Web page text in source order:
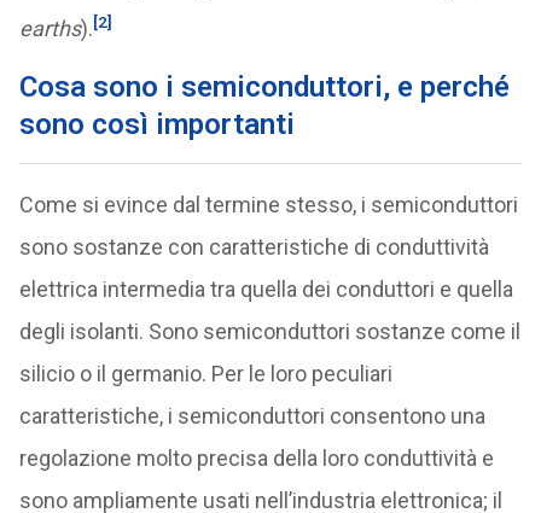
earths).[2]
Cosa sono i semiconduttori, e perché
sono così importanti
Come si evince dal termine stesso, i semiconduttori
sono sostanze con caratteristiche di conduttività
elettrica intermedia tra quella dei conduttori e quella
degli isolanti. Sono semiconduttori sostanze come il
silicio o il germanio. Per le loro peculiari
caratteristiche, i semiconduttori consentono una
regolazione molto precisa della loro conduttività e
sono ampliamente usati nell’industria elettronica; il